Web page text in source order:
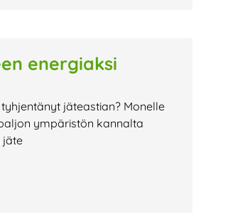
energiaksi
jäteastian? Monelle
ympäristön kannalta
jäte